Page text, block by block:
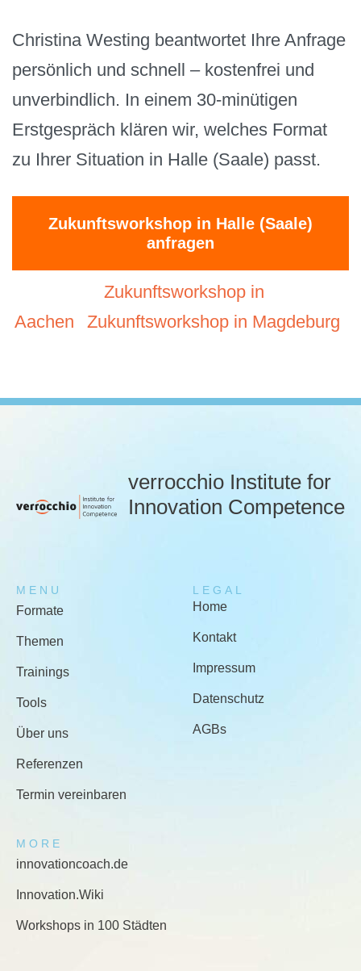
Christina Westing beantwortet Ihre Anfrage
persönlich und schnell – kostenfrei und
unverbindlich. In einem 30-minütigen
Erstgespräch klären wir, welches Format
zu Ihrer Situation in Halle (Saale) passt.
Zukunftsworkshop in Halle (Saale)
anfragen
Zukunftsworkshop in
Aachen
Zukunftsworkshop in Magdeburg
verrocchio Institute for
Innovation Competence
MENU
Formate
Themen
Trainings
Tools
Über uns
Referenzen
Termin vereinbaren
LEGAL
Home
Kontakt
Impressum
Datenschutz
AGBs
MORE
innovationcoach.de
Innovation.Wiki
Workshops in 100 Städten